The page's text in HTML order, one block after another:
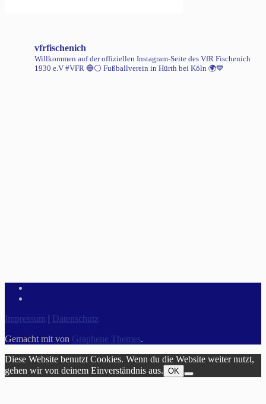
vfrfischenich
Willkommen auf der offiziellen Instagram-Seite des VfR Fischenich
1930 e.V #VFR 🔵⚪️ Fußballverein in Hürth bei Köln 🌍💙
Impressum | Datenschutz
Gemacht mit von Graphene Themes.
Diese Website benutzt Cookies. Wenn du die Website weiter nutzt,
gehen wir von deinem Einverständnis aus. OK